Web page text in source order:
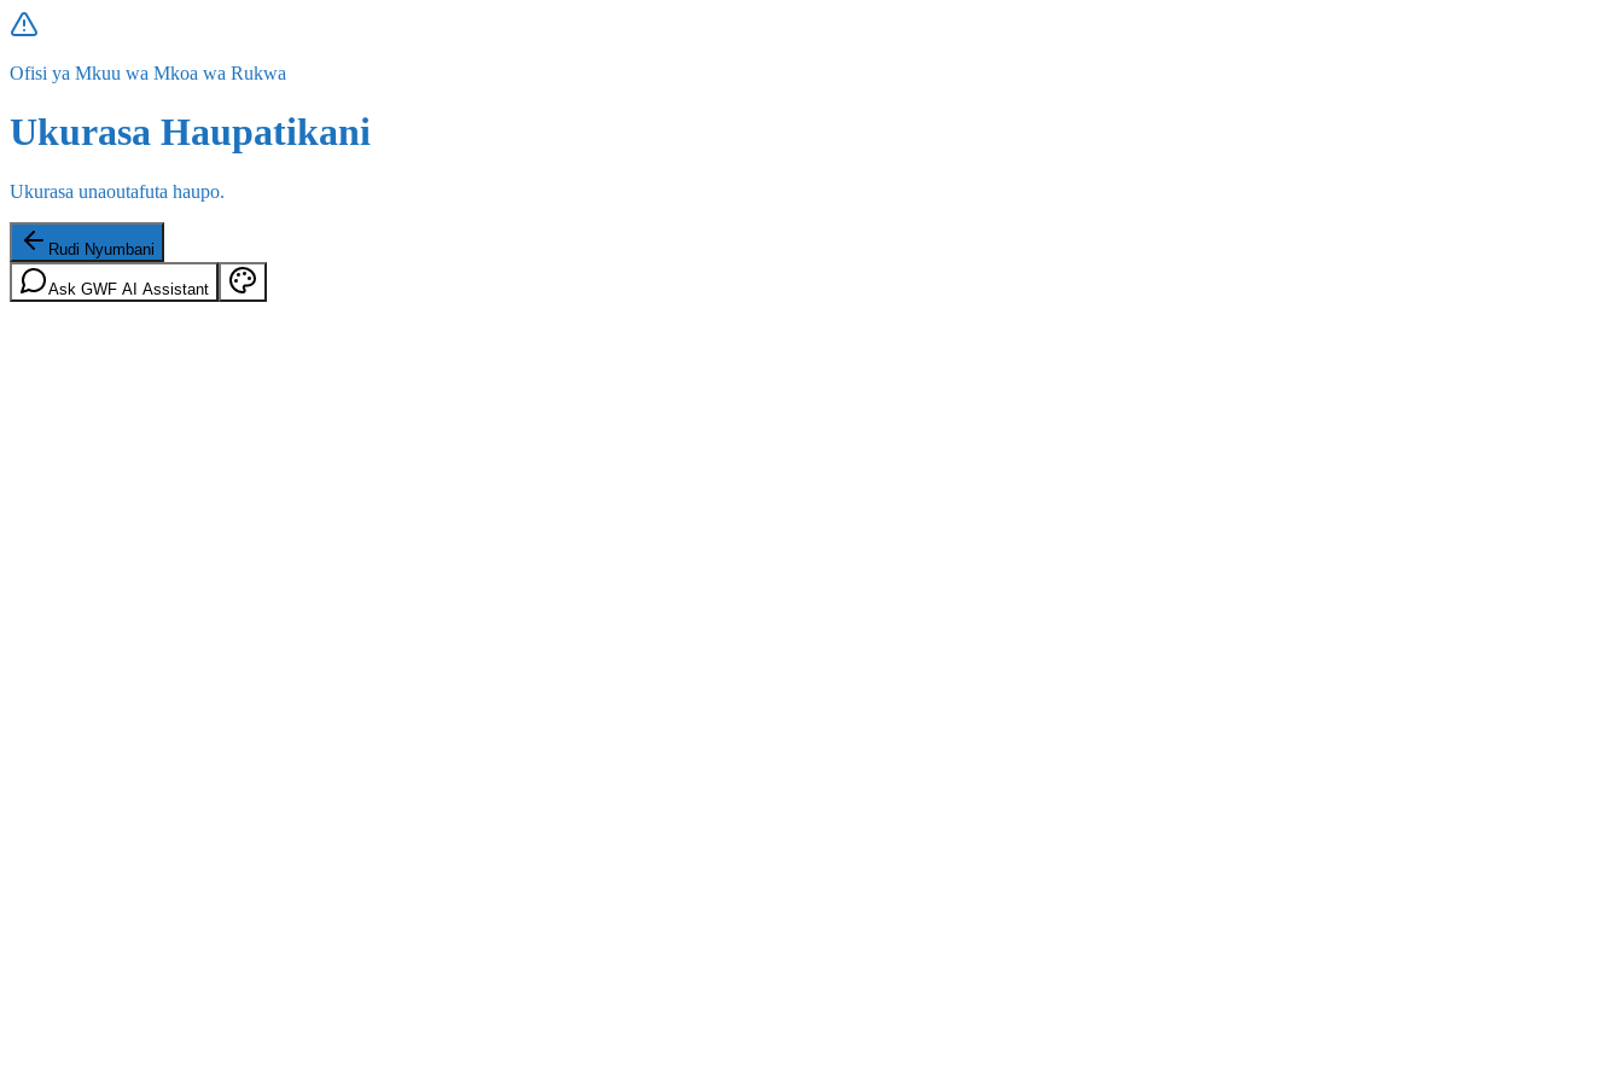
Ofisi ya Mkuu wa Mkoa wa Rukwa
Ukurasa Haupatikani
Ukurasa unaoutafuta haupo.
Rudi Nyumbani
Ask GWF AI Assistant